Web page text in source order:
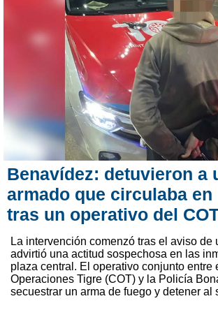
Benavídez: detuvieron a
armado que circulaba
tras un operativo del
La intervención comenzó tras el aviso de
advirtió una actitud sospechosa en las
plaza central. El operativo conjunto entre
Operaciones Tigre (COT) y la Policía
secuestrar un arma de fuego y detener al